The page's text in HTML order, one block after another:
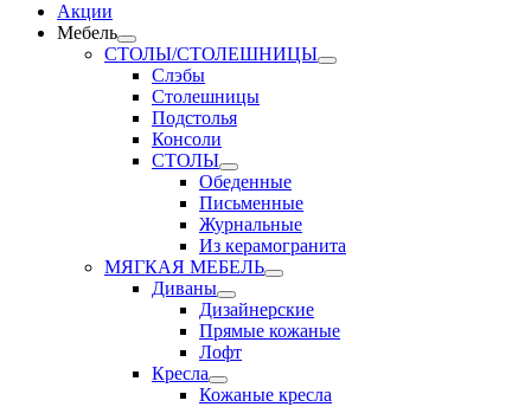
Акции
Мебель
СТОЛЫ/СТОЛЕШНИЦЫ
Слэбы
Столешницы
Подстолья
Консоли
СТОЛЫ
Обеденные
Письменные
Журнальные
Из керамогранита
МЯГКАЯ МЕБЕЛЬ
Диваны
Дизайнерские
Прямые кожаные
Лофт
Кресла
Кожаные кресла